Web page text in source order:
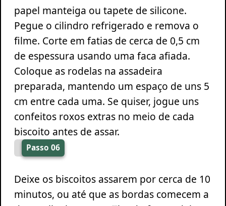
papel manteiga ou tapete de silicone.
Pegue o cilindro refrigerado e remova o
filme. Corte em fatias de cerca de 0,5 cm
de espessura usando uma faca afiada.
Coloque as rodelas na assadeira
preparada, mantendo um espaço de uns 5
cm entre cada uma. Se quiser, jogue uns
confeitos roxos extras no meio de cada
biscoito antes de assar.
Passo 06
Deixe os biscoitos assarem por cerca de 10
minutos, ou até que as bordas comecem a